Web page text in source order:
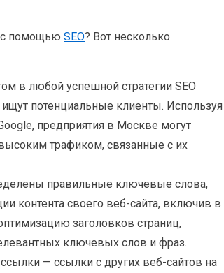
с помощью SEO? Вот несколько
в любой успешной стратегии SEO
потенциальные клиенты. Используя
предприятия в Москве могут
трафиком, связанные с их
правильные ключевые слова,
контента своего веб-сайта, включив в
заголовков страниц,
ключевых слов и фраз.
— ссылки с других веб-сайтов на